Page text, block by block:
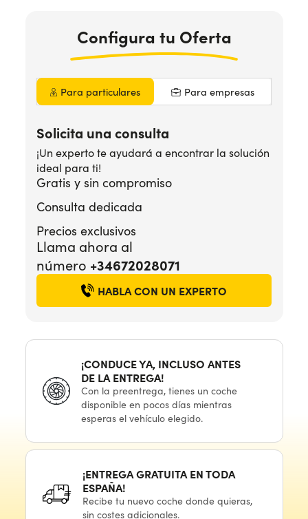
¿Necesitas ayuda? +34672028071
Configura tu Oferta
Para particulares Para empresas
Solicita una consulta
¡Un experto te ayudará a encontrar la solución
ideal para ti!
Gratis y sin compromiso
Consulta dedicada
Precios exclusivos
Llama ahora al
número +34672028071
HABLA CON UN EXPERTO
¡CONDUCE YA, INCLUSO ANTES
DE LA ENTREGA!
Con la preentrega,tienes un coche
disponible en pocosdías mientras
esperas el vehículoelegido.
¡ENTREGA GRATUITA EN TODA
ESPAÑA!
Recibe tu nuevocoche donde quieras,
sin costes adicionales.